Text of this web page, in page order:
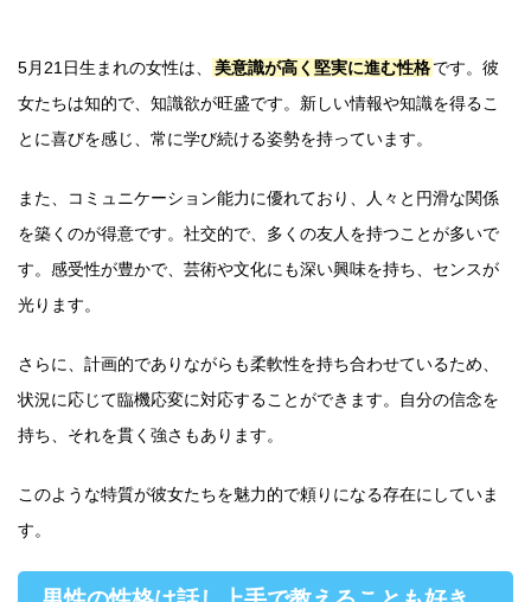
5月21日生まれの女性は、 美意識が高く堅実に進む性格です。彼
女たちは知的で、知識欲が旺盛です。新しい情報や知識を得るこ
とに喜びを感じ、常に学び続ける姿勢を持っています。
また、コミュニケーション能力に優れており、人々と円滑な関係
を築くのが得意です。社交的で、多くの友人を持つことが多いで
す。感受性が豊かで、芸術や文化にも深い興味を持ち、センスが
光ります。
さらに、計画的でありながらも柔軟性を持ち合わせているため、
状況に応じて臨機応変に対応することができます。自分の信念を
持ち、それを貫く強さもあります。
このような特質が彼女たちを魅力的で頼りになる存在にしていま
す。